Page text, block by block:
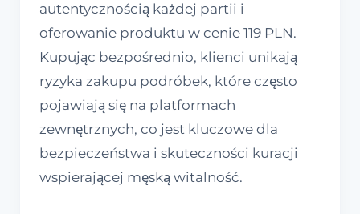
autentycznością każdej partii i
oferowanie produktu w cenie 119 PLN.
Kupując bezpośrednio, klienci unikają
ryzyka zakupu podróbek, które często
pojawiają się na platformach
zewnętrznych, co jest kluczowe dla
bezpieczeństwa i skuteczności kuracji
wspierającej męską witalność.